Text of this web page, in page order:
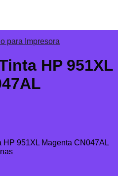
para Impresora
HP 951XL